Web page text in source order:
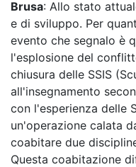
Brusa: Allo stato
e di sviluppo. Per
evento che segnalo è
l'esplosione del
chiusura delle SSIS
all'insegnamento
con l'esperienza delle
un'operazione calata
coabitare due
Questa coabitazione